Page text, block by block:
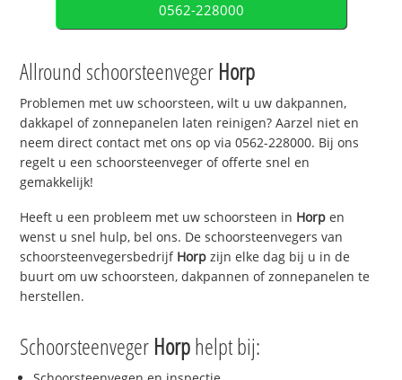
0562-228000
Allround schoorsteenveger Horp
Problemen met uw schoorsteen, wilt u uw dakpannen,
dakkapel of zonnepanelen laten reinigen? Aarzel niet en
neem direct contact met ons op via 0562-228000. Bij ons
regelt u een schoorsteenveger of offerte snel en
gemakkelijk!
Heeft u een probleem met uw schoorsteen in Horp en
wenst u snel hulp, bel ons. De schoorsteenvegers van
schoorsteenvegersbedrijf Horp zijn elke dag bij u in de
buurt om uw schoorsteen, dakpannen of zonnepanelen te
herstellen.
Schoorsteenveger Horphelpt bij: